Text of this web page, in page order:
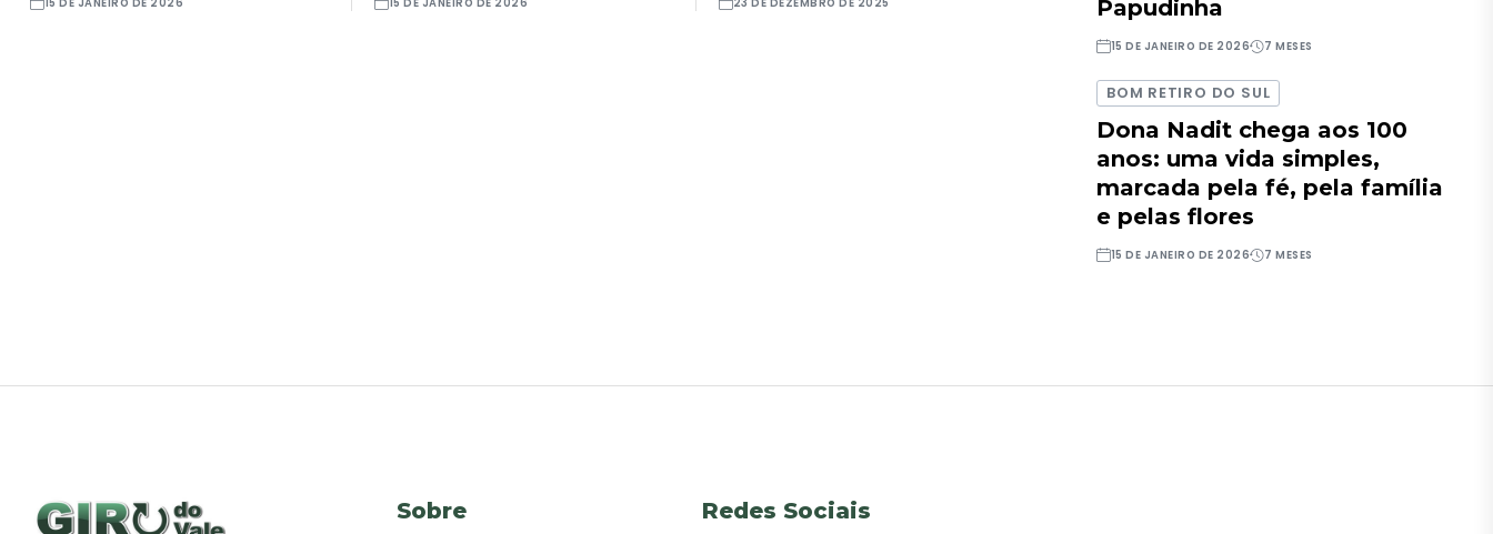
15 DE JANEIRO DE 2026
15 DE JANEIRO DE 2026
23 DE DEZEMBRO DE 2025
Papudinha
15 DE JANEIRO DE 2026 7 MESES
BOM RETIRO DO SUL
Dona Nadit chega aos 100
anos: uma vida simples,
marcada pela fé, pela família
e pelas flores
15 DE JANEIRO DE 2026 7 MESES
Sobre Redes Sociais